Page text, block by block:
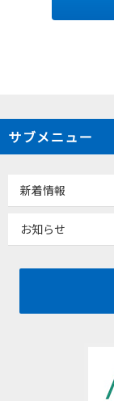
サブメニュー
新着情報
お知らせ